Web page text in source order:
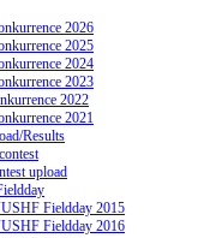
2026
2025
2024
2023
2022
2021
Results
upload
Fieldday 2015
Fieldday 2016